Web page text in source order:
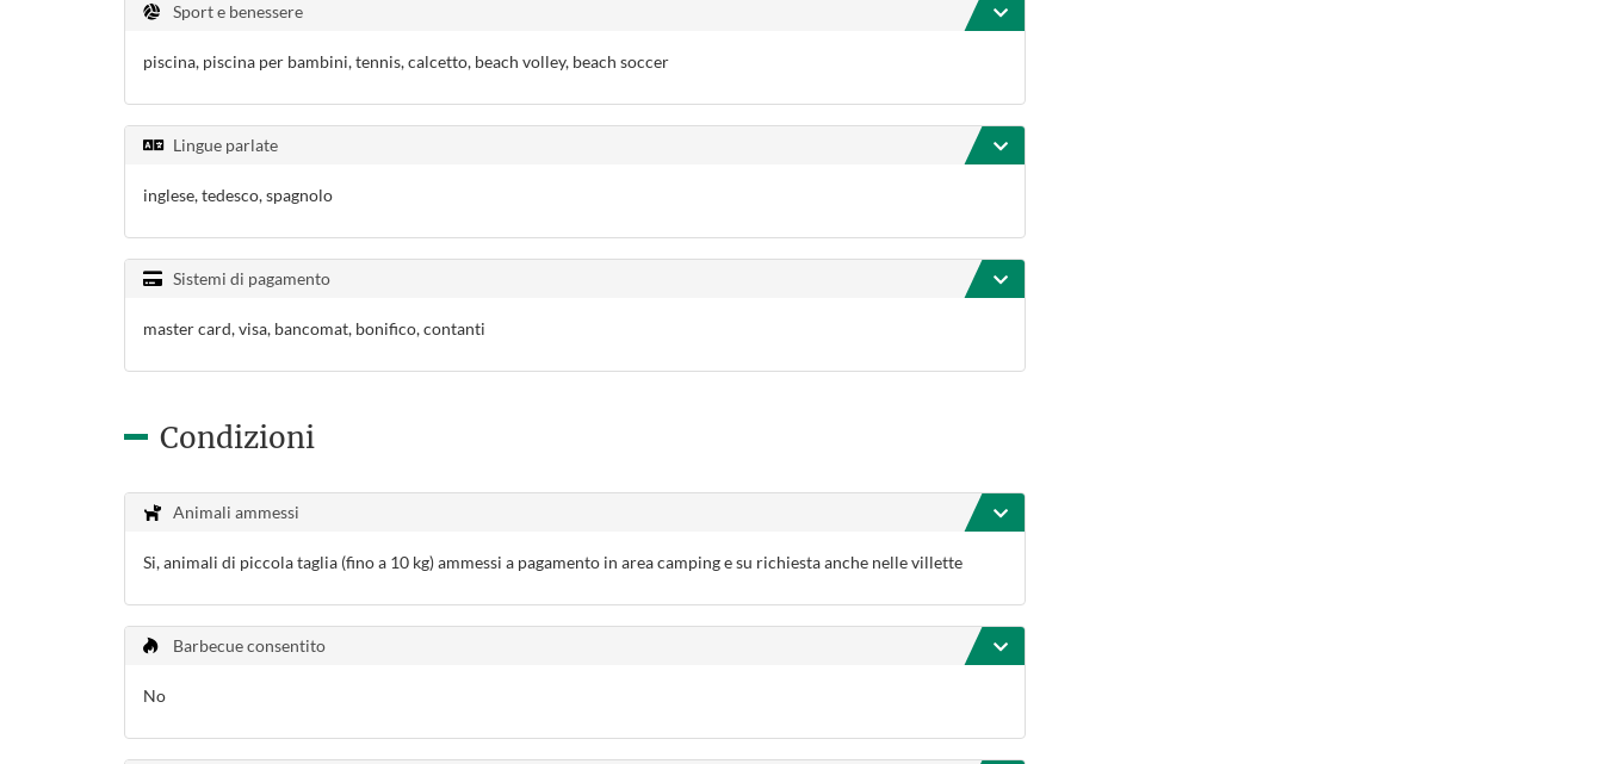
Sport e benessere
piscina, piscina per bambini, tennis, calcetto, beach volley, beach soccer
Lingue parlate
inglese, tedesco, spagnolo
Sistemi di pagamento
master card, visa, bancomat, bonifico, contanti
Condizioni
Animali ammessi
Si, animali di piccola taglia (fino a 10 kg) ammessi a pagamento in area camping e su richiesta anche nelle villette
Barbecue consentito
No